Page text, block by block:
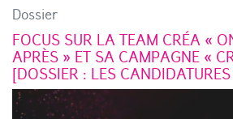
Dossier
FOCUS SUR LA TEAM CRÉA «
APRÈS » ET SA CAMPAGNE «
[DOSSIER : LES